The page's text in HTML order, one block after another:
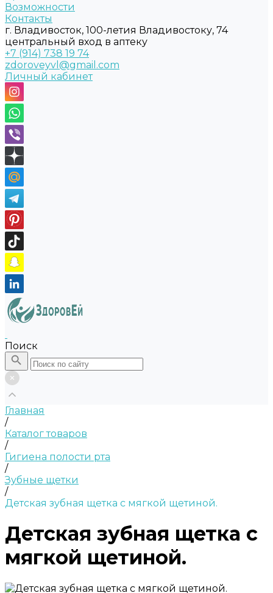
Возможности
Контакты
г. Владивосток, 100-летия Владивостоку, 74
центральный вход в аптеку
+7 (914) 738 19 74
zdoroveyvl@gmail.com
Личный кабинет
Поиск
Главная
/
Каталог товаров
/
Гигиена полости рта
/
Зубные щетки
/
Детская зубная щетка с мягкой щетиной.
Детская зубная щетка с
мягкой щетиной.